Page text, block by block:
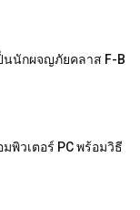
นนักผจญภัยคลาส F-B
พิวเตอร์ PC พร้อมวิธี